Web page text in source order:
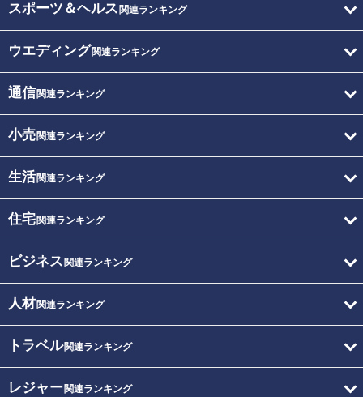
スポーツ＆ヘルス 関連ランキング
ウエディング関連ランキング
通信関連ランキング
小売関連ランキング
生活関連ランキング
住宅関連ランキング
ビジネス 関連ランキング
人材関連ランキング
トラベル関連ランキング
レジャー関連ランキング